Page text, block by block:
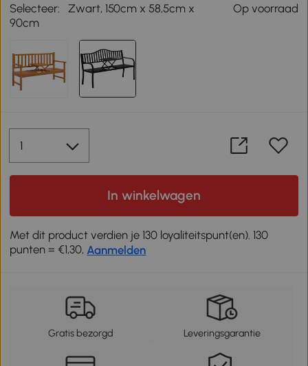
Selecteer:
Zwart, 150cm x 58,5cm x
90cm
Op voorraad
In winkelwagen
Met dit product verdien je 130 loyaliteitspunt(en). 130
punten = €1,30, Aanmelden
Gratis bezorgd Leveringsgarantie